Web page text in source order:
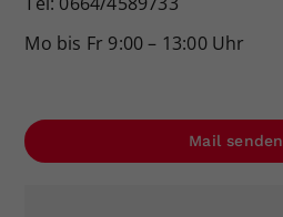
Mo bis Fr 9:00 – 13:00 Uhr
Mail senden